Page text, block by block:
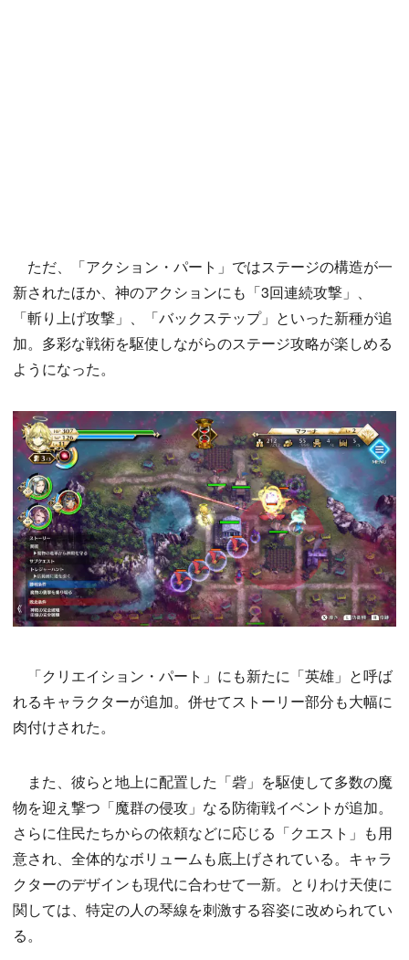
ただ、「アクション・パート」ではステージの構造が一
新されたほか、神のアクションにも「3回連続攻撃」、
「斬り上げ攻撃」、「バックステップ」といった新種が追
加。多彩な戦術を駆使しながらのステージ攻略が楽しめる
ようになった。
「クリエイション・パート」にも新たに「英雄」と呼ば
れるキャラクターが追加。併せてストーリー部分も大幅に
肉付けされた。
また、彼らと地上に配置した「砦」を駆使して多数の魔
物を迎え撃つ「魔群の侵攻」なる防衛戦イベントが追加。
さらに住民たちからの依頼などに応じる「クエスト」も用
意され、全体的なボリュームも底上げされている。キャラ
クターのデザインも現代に合わせて一新。とりわけ天使に
関しては、特定の人の琴線を刺激する容姿に改められてい
る。